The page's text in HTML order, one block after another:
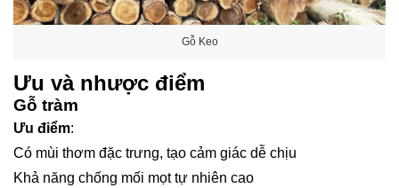
Gỗ Keo
Ưu và nhược điểm
Gỗ tràm
Ưu điểm:
Có mùi thơm đặc trưng, tạo cảm giác dễ chịu
Khả năng chống mối mọt tự nhiên cao